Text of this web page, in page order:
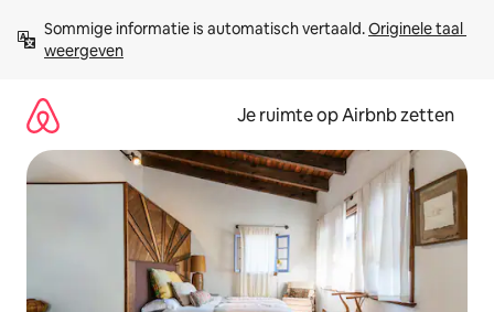
direct
naar
Sommige informatie is automatisch vertaald. Originele taal
weergeven
Je ruimte op Airbnb zetten